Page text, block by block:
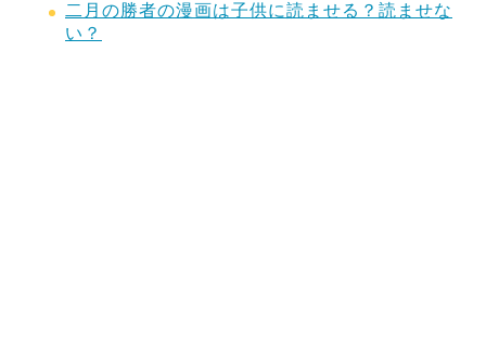
二月の勝者の漫画は子供に読ませる？読ませな
い？